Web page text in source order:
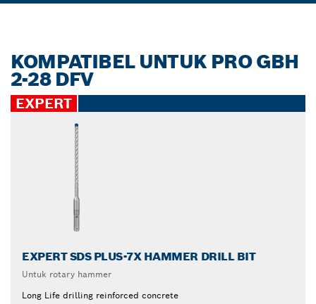
KOMPATIBEL UNTUK PRO GBH
2-28 DFV
EXPERT
EXPERT SDS PLUS-7X HAMMER DRILL BIT
Untuk rotary hammer
Long Life drilling reinforced concrete